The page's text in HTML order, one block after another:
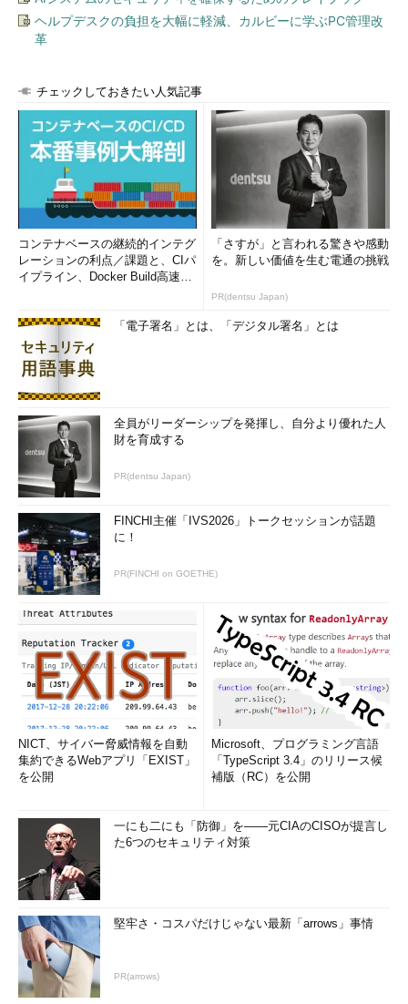
ヘルプデスクの負担を大幅に軽減、カルビーに学ぶPC管理改
革
チェックしておきたい人気記事
コンテナベースの継続的インテグ
レーションの利点／課題と、CIパ
イプライン、Docker Build高速化
「さすが」と言われる驚きや感動
を。新しい価値を生む電通の挑戦
PR(dentsu Japan)
「電子署名」とは、「デジタル署名」とは
全員がリーダーシップを発揮し、自分より優れた人
財を育成する
PR(dentsu Japan)
FINCHI主催「IVS2026」トークセッションが話題
に！
PR(FINCHI on GOETHE)
NICT、サイバー脅威情報を自動
集約できるWebアプリ「EXIST」
を公開
Microsoft、プログラミング言語
「TypeScript 3.4」のリリース候
補版（RC）を公開
一にも二にも「防御」を――元CIAのCISOが提言し
た6つのセキュリティ対策
堅牢さ・コスパだけじゃない最新「arrows」事情
PR(arrows)